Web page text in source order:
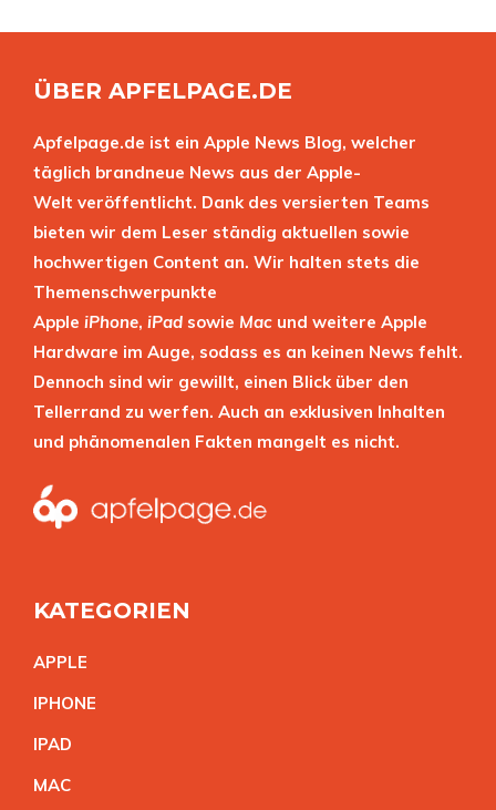
ÜBER APFELPAGE.DE
Apfelpage.de ist ein Apple News Blog, welcher
täglich brandneue News aus der Apple-
Welt veröffentlicht. Dank des versierten Teams
bieten wir dem Leser ständig aktuellen sowie
hochwertigen Content an. Wir halten stets die
Themenschwerpunkte
Apple iPhone, iPad sowie Mac und weitere Apple
Hardware im Auge, sodass es an keinen News fehlt.
Dennoch sind wir gewillt, einen Blick über den
Tellerrand zu werfen. Auch an exklusiven Inhalten
und phänomenalen Fakten mangelt es nicht.
KATEGORIEN
APPLE
IPHONE
IPAD
MAC